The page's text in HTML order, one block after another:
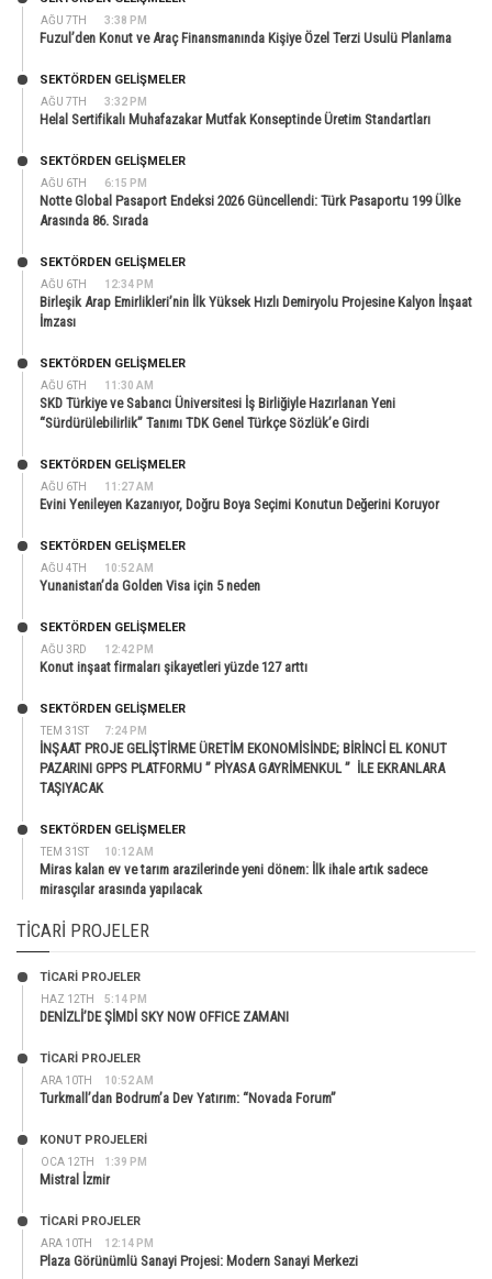
AĞU 7TH 3:38 PM
Fuzul’den Konut ve Araç Finansmanında Kişiye Özel Terzi Usulü Planlama
AĞU 7TH 3:32 PM
SEKTÖRDEN GELIŞMELER
Helal Sertifikalı Muhafazakar Mutfak Konseptinde Üretim Standartları
AĞU 6TH 6:15 PM
SEKTÖRDEN GELIŞMELER
Notte Global Pasaport Endeksi 2026 Güncellendi: Türk Pasaportu 199 Ülke
Arasında 86. Sırada
AĞU 6TH 12:34 PM
SEKTÖRDEN GELIŞMELER
Birleşik Arap Emirlikleri’nin İlk Yüksek Hızlı Demiryolu Projesine Kalyon İnşaat
İmzası
AĞU 6TH 11:30 AM
SEKTÖRDEN GELIŞMELER
SKD Türkiye ve Sabancı Üniversitesi İş Birliğiyle Hazırlanan Yeni
“Sürdürülebilirlik” Tanımı TDK Genel Türkçe Sözlük’e Girdi
AĞU 6TH 11:27 AM
SEKTÖRDEN GELIŞMELER
Evini Yenileyen Kazanıyor, Doğru Boya Seçimi Konutun Değerini Koruyor
AĞU 4TH 10:52 AM
SEKTÖRDEN GELIŞMELER
Yunanistan’da Golden Visa için 5 neden
AĞU 3RD 12:42 PM
SEKTÖRDEN GELIŞMELER
Konut inşaat firmaları şikayetleri yüzde 127 arttı
TEM 31ST 7:24 PM
SEKTÖRDEN GELIŞMELER
İNŞAAT PROJE GELİŞTİRME ÜRETİM EKONOMİSİNDE; BİRİNCİ EL KONUT
PAZARINI GPPS PLATFORMU ” PİYASA GAYRİMENKUL ” İLE EKRANLARA
TAŞIYACAK
TEM 31ST 10:12 AM
SEKTÖRDEN GELIŞMELER
Miras kalan ev ve tarım arazilerinde yeni dönem: İlk ihale artık sadece
mirasçılar arasında yapılacak
TICARI PROJELER
HAZ 12TH 5:14 PM
TİCARİ PROJELER
DENİZLİ’DE ŞİMDİ SKY NOW OFFICE ZAMANI
ARA 10TH 10:52 AM
TİCARİ PROJELER
Turkmall’dan Bodrum’a Dev Yatırım: “Novada Forum”
OCA 12TH 1:39 PM
KONUT PROJELERI
Mistral İzmir
ARA 10TH 12:14 PM
TİCARİ PROJELER
Plaza Görünümlü Sanayi Projesi: Modern Sanayi Merkezi